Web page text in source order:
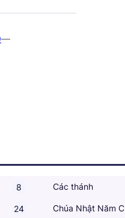
—
8 Các thánh
24 Chúa Nhật Năm C